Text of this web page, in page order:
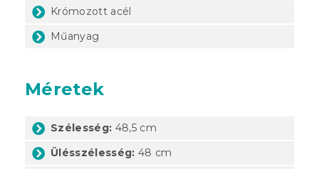
Krómozott acél
Műanyag
Méretek
Szélesség: 48,5 cm
Ülésszélesség: 48 cm